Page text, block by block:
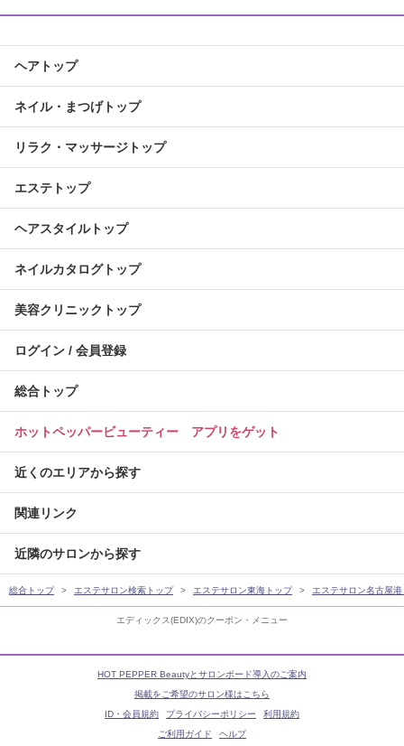
エディックス(EDIX)のクーポン・メニュー
ヘアトップ
ネイル・まつげトップ
リラク・マッサージトップ
エステトップ
ヘアスタイルトップ
ネイルカタログトップ
美容クリニックトップ
ログイン / 会員登録
総合トップ
ホットペッパービューティー アプリをゲット
近くのエリアから探す
関連リンク
近隣のサロンから探す
総合トップ エステサロン検索トップ エステサロン東海トップ エステサロン名古屋
HOT PEPPER Beautyとサロンボード導入のご案内
掲載をご希望のサロン様はこちら
ID・会員規約
プライバシーポリシー
利用規約
ご利用ガイド
ヘルプ